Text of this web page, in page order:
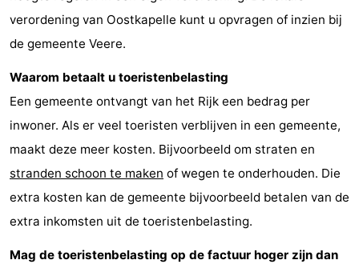
Nieuws
Medische
adressen
Regio
Zeeland
Schouwen-
Duiveland
-
Renesse
-
verordening van Oostkapelle kunt u opvragen of inzien bij
de gemeente Veere.
Waarom betaalt u toeristenbelasting
Een gemeente ontvangt van het Rijk een bedrag per
inwoner. Als er veel toeristen verblijven in een gemeente,
maakt deze meer kosten. Bijvoorbeeld om straten en
stranden schoon te maken of wegen te onderhouden. Die
extra kosten kan de gemeente bijvoorbeeld betalen van de
extra inkomsten uit de toeristenbelasting.
Mag de toeristenbelasting op de factuur hoger zijn dan